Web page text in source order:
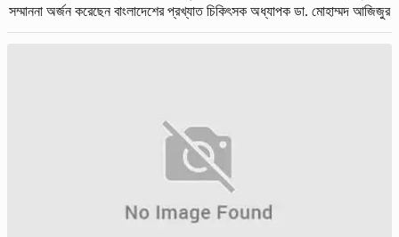
সম্মাননা অর্জন করেছেন বাংলাদেশের প্রখ্যাত চিকিৎসক অধ্যাপক ডা. মোহাম্মদ আজিজুর
রহমান। ইন্ডিয়ান কলেজ অব ফিজিশিয়ানস